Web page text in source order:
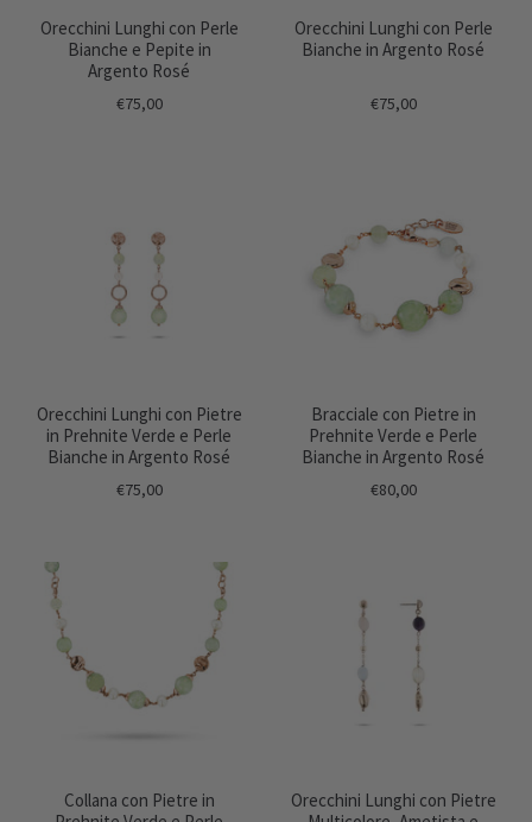
Orecchini Lunghi con Perle
Bianche e Pepite in
Argento Rosé
€75,00
Orecchini Lunghi con Perle
Bianche in Argento Rosé
€75,00
Orecchini Lunghi con Pietre
in Prehnite Verde e Perle
Bianche in Argento Rosé
€75,00
Bracciale con Pietre in
Prehnite Verde e Perle
Bianche in Argento Rosé
€80,00
Collana con Pietre in
Orecchini Lunghi con Pietre